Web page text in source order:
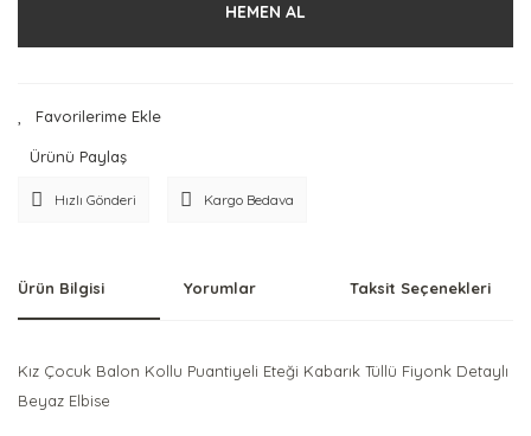
HEMEN AL
Ürünü Paylaş
Hızlı Gönderi Kargo Bedava
Ürün Bilgisi Yorumlar Taksit Seçenekleri
Kız Çocuk Balon Kollu Puantiyeli Eteği Kabarık Tüllü Fiyonk Detaylı
Beyaz Elbise